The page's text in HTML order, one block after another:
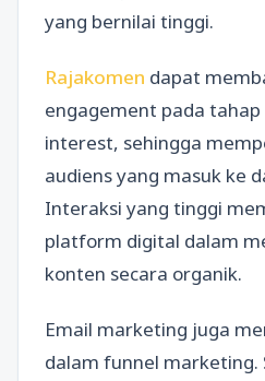
yang bernilai tinggi.
Rajakomen dapat
engagement pada tahap
interest, sehingga
audiens yang masuk ke
Interaksi yang tinggi
platform digital dalam
konten secara organik.
Email marketing juga
dalam funnel marketing.